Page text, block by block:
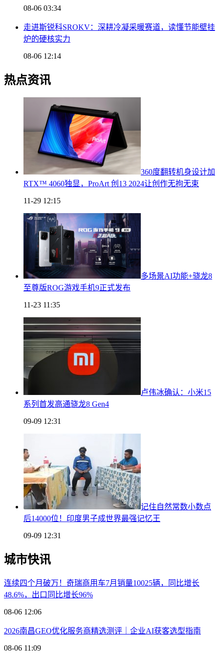
08-06 03:34
走进斯锐科SROKV：深耕冷凝采暖赛道，读懂节能壁挂
炉的硬核实力
08-06 12:14
热点资讯
360度翻转机身设计加
RTX™ 4060独显，ProArt 创13 2024让创作无拘无束
11-29 12:15
多场景AI功能+骁龙8
至尊版ROG游戏手机9正式发布
11-23 11:35
卢伟冰确认：小米15
系列首发高通骁龙8 Gen4
09-09 12:31
记住自然常数小数点
后14000位！印度男子成世界最强记忆王
09-09 12:31
城市快讯
连续四个月破万！奇瑞商用车7月销量10025辆，同比增长
48.6%，出口同比增长96%
08-06 12:06
2026南昌GEO优化服务商精选测评｜企业AI获客选型指南
08-06 11:09